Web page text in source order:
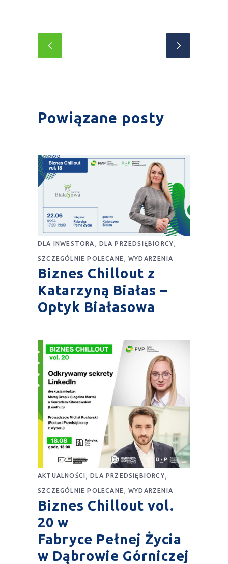
Powiązane posty
DLA INWESTORA DLA PRZEDSIĘBIORCY
SZCZEGÓLNIE POLECANE WYDARZENIA
Biznes Chillout z
Katarzyną Białas –
Optyk Białasowa
AKTUALNOŚCI ,DLA PRZEDSIĘBIORCY
SZCZEGÓLNIE POLECANE WYDARZENIA
Biznes Chillout vol.
20 w
Fabryce Pełnej Życia
w Dąbrowie Górniczej